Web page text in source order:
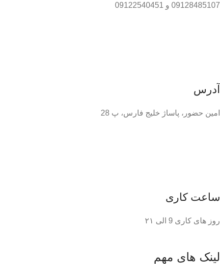
09128485107 و 09122540451
آدرس
امین حضور، پاساژ خلیج فارس، پ 28
ساعت کاری
روز های کاری 9 الی ۲۱
لینک های مهم